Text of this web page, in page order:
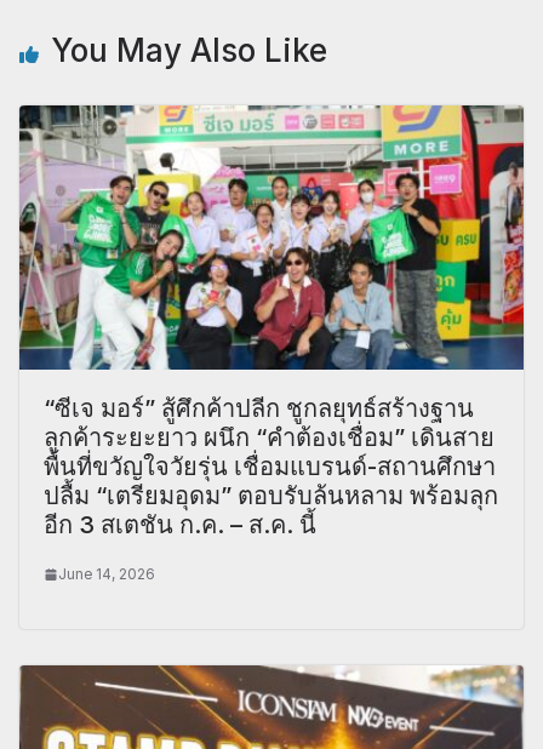
You May Also Like
“ซีเจ มอร์” สู้ศึกค้าปลีก ชูกลยุทธ์สร้างฐาน
ลูกค้าระยะยาว ผนึก “คำต้องเชื่อม” เดินสาย
พื้นที่ขวัญใจวัยรุ่น เชื่อมแบรนด์-สถานศึกษา
ปลื้ม “เตรียมอุดม” ตอบรับล้นหลาม พร้อมลุก
อีก 3 สเตชัน ก.ค. – ส.ค. นี้
June 14, 2026